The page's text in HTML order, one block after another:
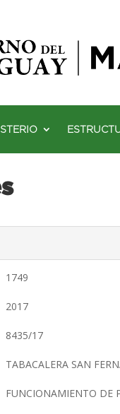
1749
2017
8435/17
TABACALERA SAN
FUNCIONAMIENTO DE